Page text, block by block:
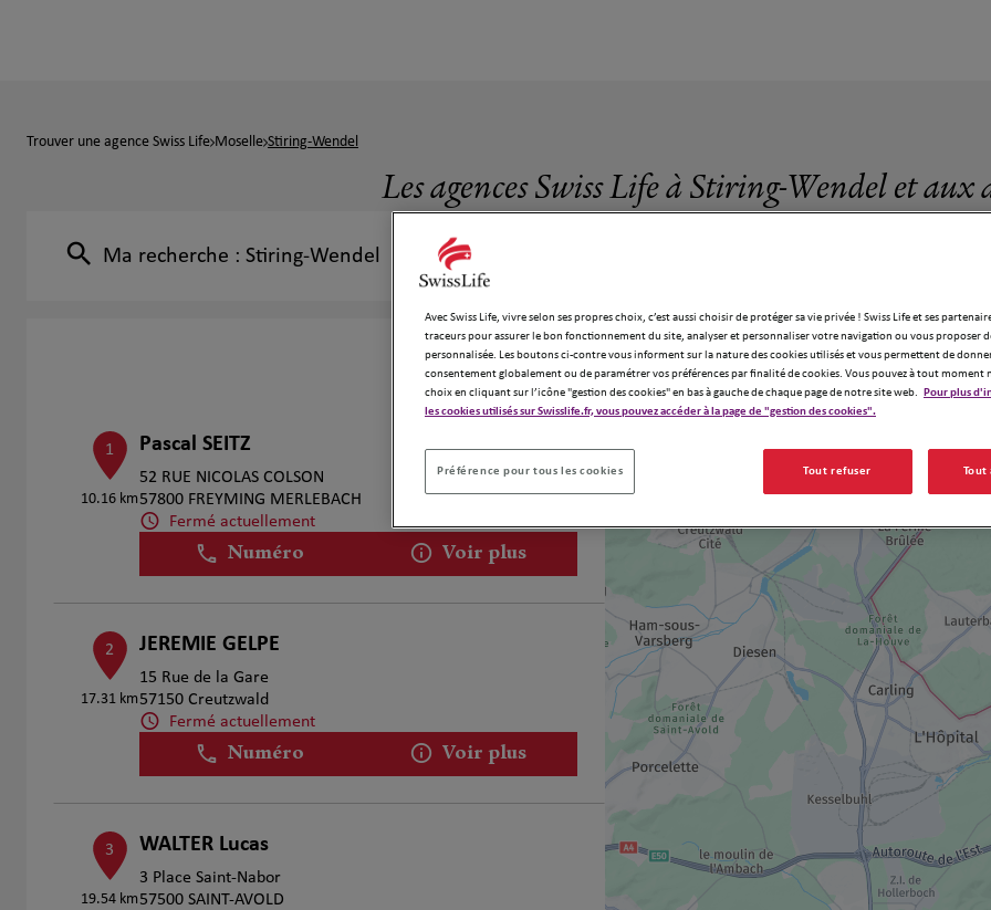
Trouver une agence Swiss Life Moselle Stiring-Wendel
Les agences Swiss Life à Stiring-Wendel et aux
Ma recherche : Stiring-Wendel
3 agences Swiss Life à Stiring-Wendel
1
10.16 km
Pascal SEITZ
52 RUE NICOLAS COLSON
57800 FREYMING MERLEBACH
Fermé actuellement
Numéro Voir plus
2
17.31 km
JEREMIE GELPE
15 Rue de la Gare
57150 Creutzwald
Fermé actuellement
Numéro Voir plus
3
19.54 km
WALTER Lucas
3 Place Saint-Nabor
57500 SAINT-AVOLD
Avec Swiss Life, vivre selon ses propres choix, c’est aussi choisir de protéger sa vie privée ! Swiss Life et ses
traceurs pour assurer le bon fonctionnement du site, analyser et personnaliser votre navigation ou vous proposer
personnalisée. Les boutons ci-contre vous informent sur la nature des cookies utilisés et vous permettent de
consentement globalement ou de paramétrer vos préférences par finalité de cookies. Vous pouvez à tout moment
choix en cliquant sur l’icône "gestion des cookies" en bas à gauche de chaque page de notre site web.
Pour plus
les cookies utilisés sur Swisslife.fr, vous pouvez accéder à la page de "gestion des cookies".
Préférence pour tous les cookies Tout refuser